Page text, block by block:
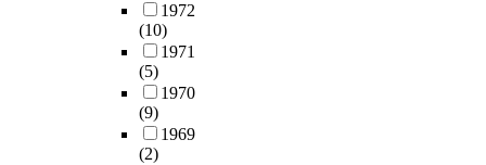
1972
(10)
1971
(5)
1970
(9)
1969
(2)